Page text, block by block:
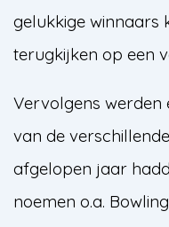
gelukkige winnaars
terugkijken op een
Vervolgens werden
van de
afgelopen jaar
noemen o.a.